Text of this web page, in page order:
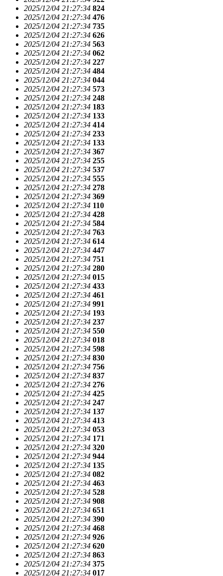
2025/12/04 21:27:34 824
2025/12/04 21:27:34 476
2025/12/04 21:27:34 735
2025/12/04 21:27:34 626
2025/12/04 21:27:34 563
2025/12/04 21:27:34 062
2025/12/04 21:27:34 227
2025/12/04 21:27:34 484
2025/12/04 21:27:34 044
2025/12/04 21:27:34 573
2025/12/04 21:27:34 248
2025/12/04 21:27:34 183
2025/12/04 21:27:34 133
2025/12/04 21:27:34 414
2025/12/04 21:27:34 233
2025/12/04 21:27:34 133
2025/12/04 21:27:34 367
2025/12/04 21:27:34 255
2025/12/04 21:27:34 537
2025/12/04 21:27:34 555
2025/12/04 21:27:34 278
2025/12/04 21:27:34 369
2025/12/04 21:27:34 110
2025/12/04 21:27:34 428
2025/12/04 21:27:34 584
2025/12/04 21:27:34 763
2025/12/04 21:27:34 614
2025/12/04 21:27:34 447
2025/12/04 21:27:34 751
2025/12/04 21:27:34 280
2025/12/04 21:27:34 015
2025/12/04 21:27:34 433
2025/12/04 21:27:34 461
2025/12/04 21:27:34 991
2025/12/04 21:27:34 193
2025/12/04 21:27:34 237
2025/12/04 21:27:34 550
2025/12/04 21:27:34 018
2025/12/04 21:27:34 598
2025/12/04 21:27:34 830
2025/12/04 21:27:34 756
2025/12/04 21:27:34 837
2025/12/04 21:27:34 276
2025/12/04 21:27:34 425
2025/12/04 21:27:34 247
2025/12/04 21:27:34 137
2025/12/04 21:27:34 413
2025/12/04 21:27:34 053
2025/12/04 21:27:34 171
2025/12/04 21:27:34 320
2025/12/04 21:27:34 944
2025/12/04 21:27:34 135
2025/12/04 21:27:34 082
2025/12/04 21:27:34 463
2025/12/04 21:27:34 528
2025/12/04 21:27:34 908
2025/12/04 21:27:34 651
2025/12/04 21:27:34 390
2025/12/04 21:27:34 468
2025/12/04 21:27:34 926
2025/12/04 21:27:34 620
2025/12/04 21:27:34 863
2025/12/04 21:27:34 375
2025/12/04 21:27:34 017